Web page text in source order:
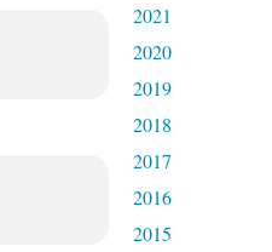
2021
2020
2019
2018
2017
2016
2015